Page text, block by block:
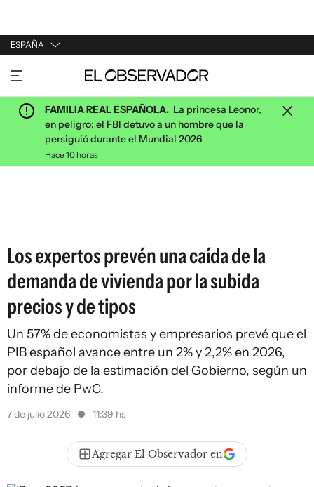
ESPAÑA
URUGUAY
ARGENTINA
ESPAÑA
ESTADOS UNIDOS
FAMILIA REAL ESPAÑOLA. La princesa Leonor,
en peligro: el FBI detuvo a un hombre que la
persiguió durante el Mundial 2026
Hace 10 horas
Los expertos prevén una caída de la
demanda de vivienda por la subida
precios y de tipos
Un 57% de economistas y empresarios prevé que el
PIB español avance entre un 2% y 2,2% en 2026,
por debajo de la estimación del Gobierno, según un
informe de PwC.
7 de julio 2026 11:39 hs
Agregar El Observador en